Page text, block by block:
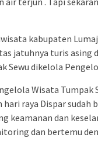
kabupaten
jatuhnya turis asing
Sewu dikelola
Wisata Tumpak
raya Dispar
keamanan dan
dan bertemu